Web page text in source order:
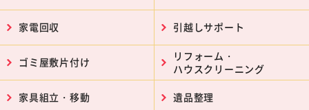
家電回収 引越しサポート
ゴミ屋敷片付け
リフォーム・
ハウスクリーニング
家具組立・移動 遺品整理